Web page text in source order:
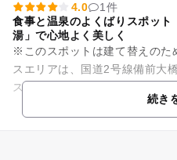
4.0
1件
食事と温泉のよくばりスポッ
湯」で心地よく美しく
※このスポットは建て替えのため休館中で
スエリアは、国道2号線備前大
ストランと温泉の複合施設で
続き